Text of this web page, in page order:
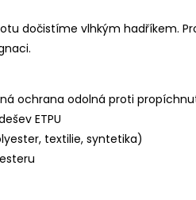
dočistíme vlhkým hadříkem.
ochrana odolná proti
ETPU
textilie, syntetika)